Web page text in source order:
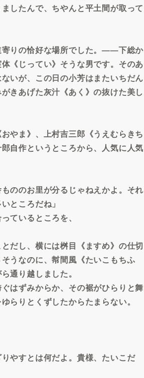
したんで、ちやんと平土間が取って
寄りの恰好な場所でした。――下総か
《じってい》そうな男です。そのあ
いが、この日の小芳はまたいちだん
きあげた灰汁《あく》の抜けた美し
やま》、上村吉三郎《うえむらきち
自作というところから、人気に人気
ののお里が分るじゃねえかよ。それ
ところだね」
ているところを、
だし、横には桝目《ますめ》の仕切
うなのに、幇間風《たいこもちふ
通り越しました。
はずみからか、その裾がひらりと舞
らりとくずしたからたまらない。
やすとは何だよ。貴様、たいこだ